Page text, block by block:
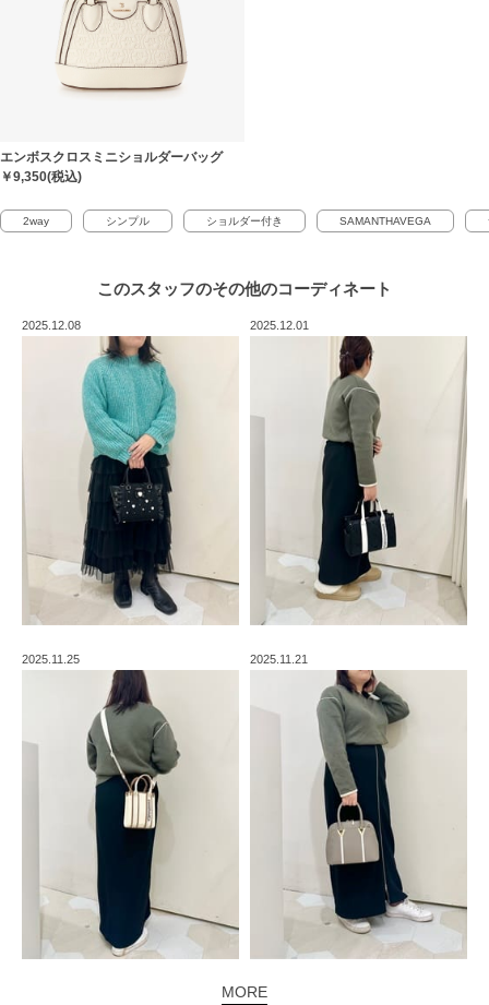
エンボスクロスミニショルダーバッグ
￥9,350(税込)
2way シンプル ショルダー付き SAMANTHAVEGA
このスタッフのその他のコーディネート
2025.12.08 2025.12.01
2025.11.25 2025.11.21
MORE